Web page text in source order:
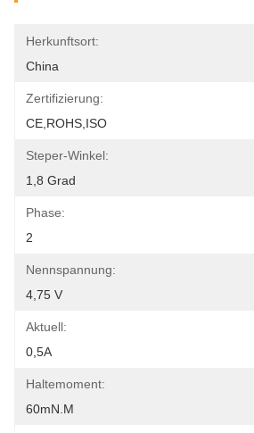
Herkunftsort:
China
Zertifizierung:
CE,ROHS,ISO
Steper-Winkel:
1,8 Grad
Phase:
2
Nennspannung:
4,75 V
Aktuell:
0,5A
Haltemoment:
60mN.m